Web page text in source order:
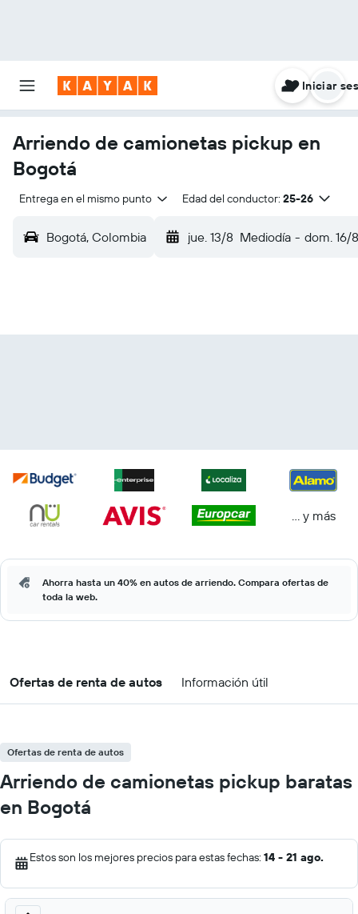
Iniciar
Arriendo de camionetas pickup en
Bogotá
Entrega en el mismo punto Edad del conductor: 25-26
Bogotá, Colombia jue. 13/8 Mediodía - dom. 16/8
… y más
Ahorra hasta un 40% en autos de arriendo. Compara ofertas de
toda la web.
Ofertas de renta de autos Información útil
Ofertas de renta de autos
Arriendo de camionetas pickup baratas
en Bogotá
Estos son los mejores precios para estas fechas: 14 - 21 ago.